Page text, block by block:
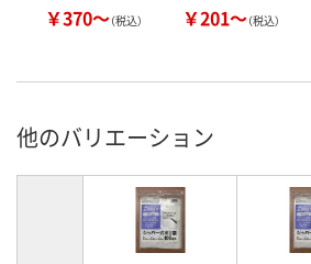
￥370～（税込） ￥201～（税込）
他のバリエーション